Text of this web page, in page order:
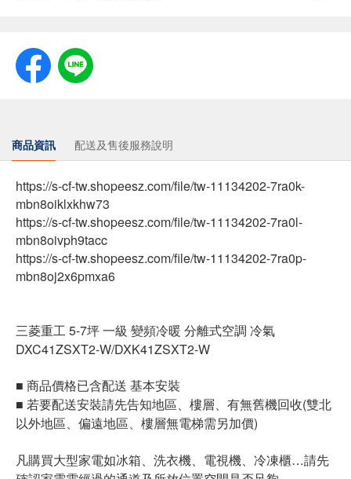
商品資訊 配送及售後服務說明
https://s-cf-tw.shopeesz.com/file/tw-11134202-7ra0k-
mbn8oiklxkhw73
https://s-cf-tw.shopeesz.com/file/tw-11134202-7ra0l-
mbn8oivph9tacc
https://s-cf-tw.shopeesz.com/file/tw-11134202-7ra0p-
mbn8oj2x6pmxa6
三菱重工 5-7坪 一級 變頻冷暖 分離式空調 冷氣
DXC41ZSXT2-W/DXK41ZSXT2-W
■ 商品價格已含配送 基本安裝
■ 若要配送安裝請先告知地區、樓層、有無舊機回收(雙北
以外地區、偏遠地區、樓層無電梯需另加價)
凡購買大型家電如冰箱、洗衣機、電視機、冷凍櫃…請先